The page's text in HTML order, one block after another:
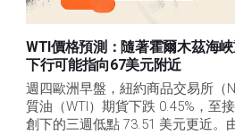
WTI價格預測：隨著霍爾木茲海
下行可能指向67美元附近
週四歐洲早盤，紐約商品交易所（
質油（WTI）期貨下跌 0.45%，至
創下的三週低點 73.51 美元更近。